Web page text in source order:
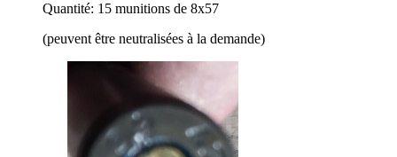
Quantité: 15 munitions de 8x57
(peuvent être neutralisées à la demande)